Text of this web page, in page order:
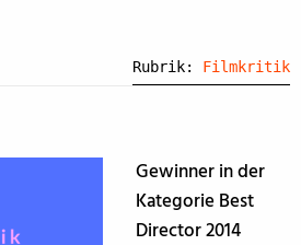
Rubrik: Filmkritik
Gewinner in der
Kategorie Best
Director 2014